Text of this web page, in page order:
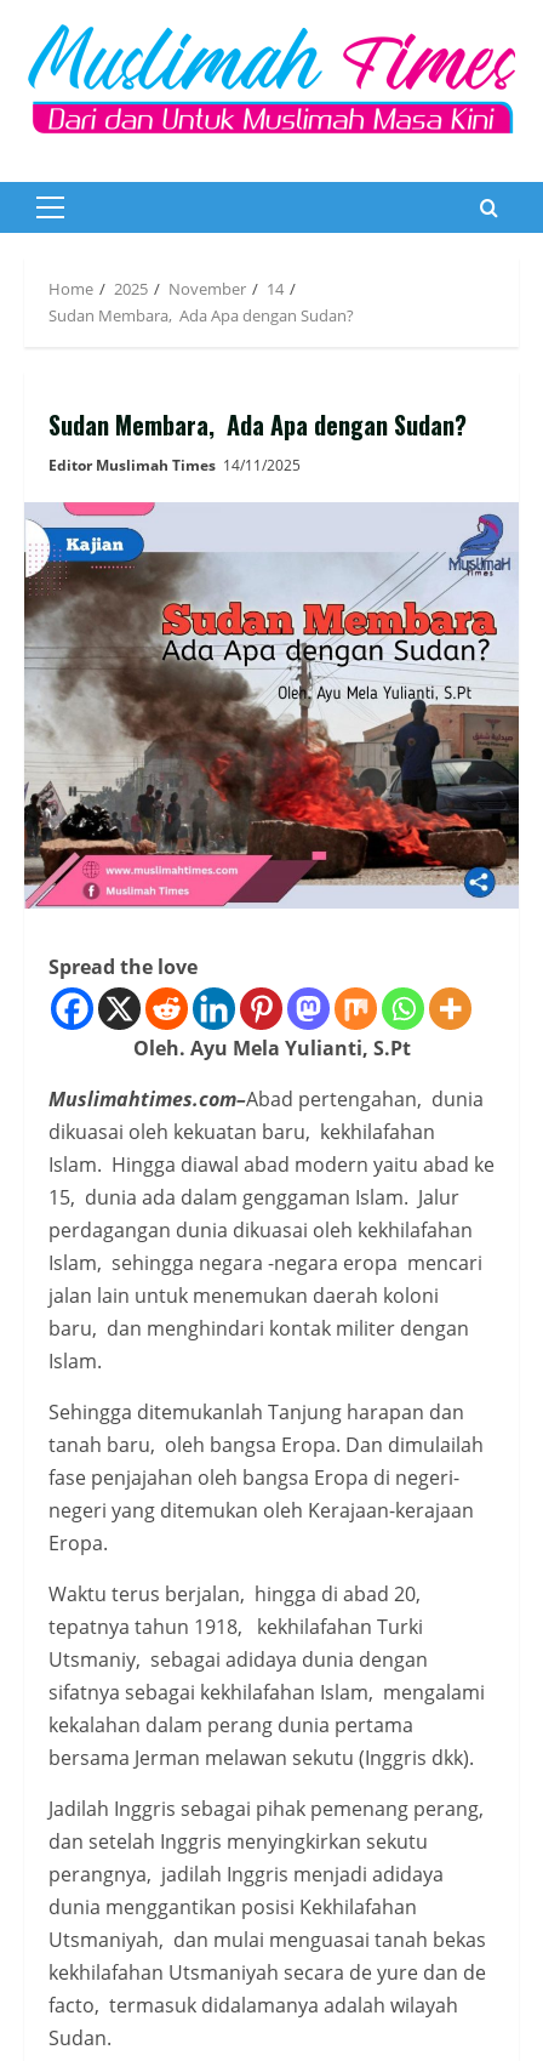
content
Primary
Home 2025 November
14
Sudan Membara, Ada Apa dengan Sudan?
Sudan Membara, Ada Apa dengan Sudan?
Editor Muslimah Times 14/11/2025
Spread the love
Oleh. Ayu Mela Yulianti, S.Pt
Muslimahtimes.com–Abad pertengahan, dunia
dikuasai oleh kekuatan baru, kekhilafahan
Islam. Hingga diawal abad modern yaitu abad ke
15, dunia ada dalam genggaman Islam. Jalur
perdagangan dunia dikuasai oleh kekhilafahan
Islam, sehingga negara -negara eropa mencari
jalan lain untuk menemukan daerah koloni
baru, dan menghindari kontak militer dengan
Islam.
Sehingga ditemukanlah Tanjung harapan dan
tanah baru, oleh bangsa Eropa. Dan dimulailah
fase penjajahan oleh bangsa Eropa di negeri-
negeri yang ditemukan oleh Kerajaan-kerajaan
Eropa.
Waktu terus berjalan, hingga di abad 20,
tepatnya tahun 1918, kekhilafahan Turki
Utsmaniy, sebagai adidaya dunia dengan
sifatnya sebagai kekhilafahan Islam, mengalami
kekalahan dalam perang dunia pertama
bersama Jerman melawan sekutu (Inggris dkk).
Jadilah Inggris sebagai pihak pemenang perang,
dan setelah Inggris menyingkirkan sekutu
perangnya, jadilah Inggris menjadi adidaya
dunia menggantikan posisi Kekhilafahan
Utsmaniyah, dan mulai menguasai tanah bekas
kekhilafahan Utsmaniyah secara de yure dan de
facto, termasuk didalamanya adalah wilayah
Sudan.